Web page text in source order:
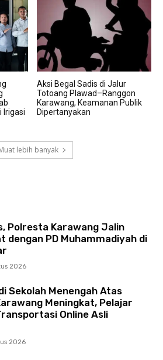
Irigasi
Aksi Begal Sadis di Jalur
Totoang Plawad–Ranggon
Karawang, Keamanan Publik
Dipertanyakan
lebih banyak
Polresta Karawang Jalin
dengan PD Muhammadiyah di
2026
Sekolah Menengah Atas
Meningkat, Pelajar
Online Asli
2026